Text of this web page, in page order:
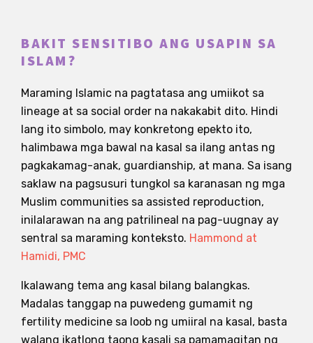
BAKIT SENSITIBO ANG USAPIN SA
ISLAM?
Maraming Islamic na pagtatasa ang umiikot sa
lineage at sa social order na nakakabit dito. Hindi
lang ito simbolo, may konkretong epekto ito,
halimbawa mga bawal na kasal sa ilang antas ng
pagkakamag-anak, guardianship, at mana. Sa isang
saklaw na pagsusuri tungkol sa karanasan ng mga
Muslim communities sa assisted reproduction,
inilalarawan na ang patrilineal na pag-uugnay ay
sentral sa maraming konteksto. Hammond at
Hamidi, PMC
Ikalawang tema ang kasal bilang balangkas.
Madalas tanggap na puwedeng gumamit ng
fertility medicine sa loob ng umiiral na kasal, basta
walang ikatlong taong kasali sa pamamagitan ng